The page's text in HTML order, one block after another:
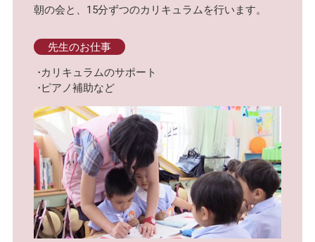
朝の会と、15分ずつのカリキュラムを行います。
先生のお仕事
カリキュラムのサポート
ピアノ補助など